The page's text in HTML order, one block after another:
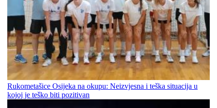
Rukometašice Osijeka na okupu: Neizvjesna i teška situacija u
kojoj je teško biti pozitivan